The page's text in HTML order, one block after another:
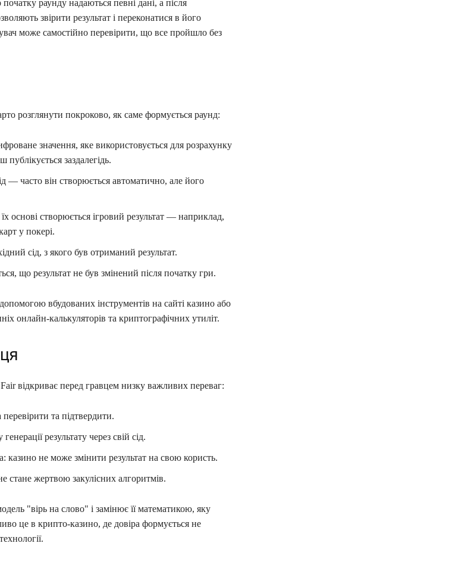
раунду надаються певні дані, а після
звірити результат і переконатися в його
може самостійно перевірити, що все пройшло без
розглянути покроково, як саме формується раунд:
значення, яке використовується для розрахунку
заздалегідь.
— часто він створюється автоматично, але його
основі створюється ігровий результат — наприклад,
у покері.
сід, з якого був отриманий результат.
що результат не був змінений після початку гри.
вбудованих інструментів на сайті казино або
онлайн-калькуляторів та криптографічних утиліт.
відкриває перед гравцем низку важливих переваг:
та підтвердити.
результату через свій сід.
не може змінити результат на свою користь.
стане жертвою закулісних алгоритмів.
"вірь на слово" і замінює її математикою, яку
це в крипто-казино, де довіра формується не